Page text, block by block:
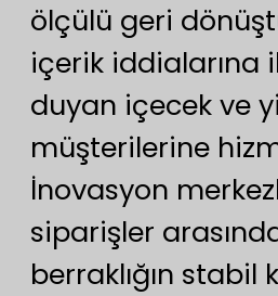
ölçülü geri
içerik iddialarına
duyan içecek ve
müşterilerine
İnovasyon
siparişler
berraklığın stabil